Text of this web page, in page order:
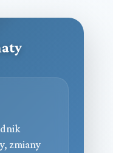
zmiany